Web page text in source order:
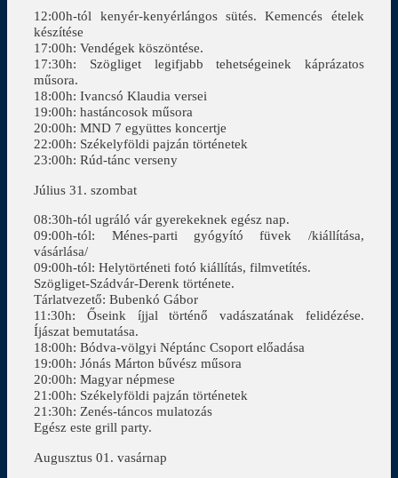
12:00h-tól kenyér-kenyérlángos sütés. Kemencés ételek
készítése
17:00h: Vendégek köszöntése.
17:30h: Szögliget legifjabb tehetségeinek káprázatos
műsora.
18:00h: Ivancsó Klaudia versei
19:00h: hastáncosok műsora
20:00h: MND 7 együttes koncertje
22:00h: Székelyföldi pajzán történetek
23:00h: Rúd-tánc verseny
Július 31. szombat
08:30h-tól ugráló vár gyerekeknek egész nap.
09:00h-tól: Ménes-parti gyógyító füvek /kiállítása,
vásárlása/
09:00h-tól: Helytörténeti fotó kiállítás, filmvetítés.
Szögliget-Szádvár-Derenk története.
Tárlatvezető: Bubenkó Gábor
11:30h: Őseink íjjal történő vadászatának felidézése.
Íjászat bemutatása.
18:00h: Bódva-völgyi Néptánc Csoport előadása
19:00h: Jónás Márton bűvész műsora
20:00h: Magyar népmese
21:00h: Székelyföldi pajzán történetek
21:30h: Zenés-táncos mulatozás
Egész este grill party.
Augusztus 01. vasárnap